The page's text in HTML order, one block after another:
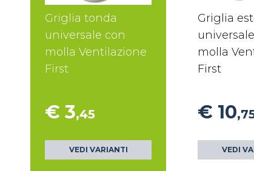
Griglia tonda
universale con
molla Ventilazione
First
€ 3,45
VEDI VARIANTI
Griglia
molla
First
€ 10
VEDI